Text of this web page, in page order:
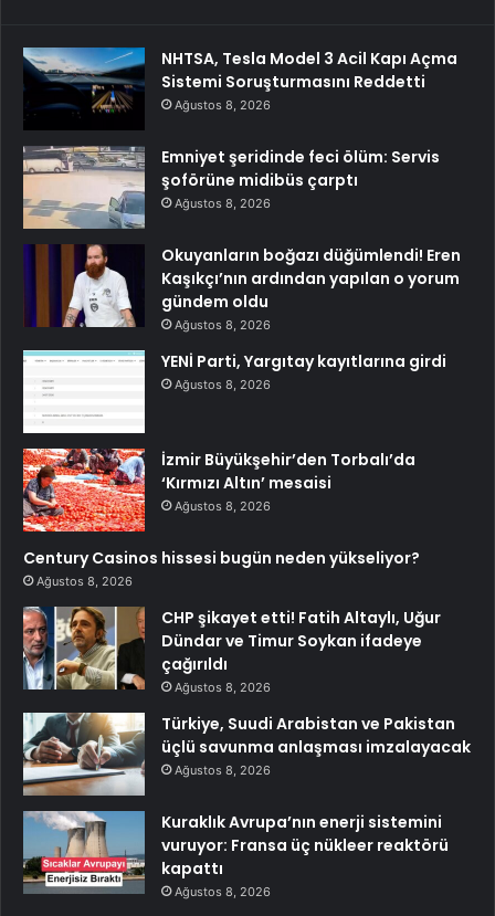
NHTSA, Tesla Model 3 Acil Kapı Açma
Sistemi Soruşturmasını Reddetti
Ağustos 8, 2026
Emniyet şeridinde feci ölüm: Servis
şoförüne midibüs çarptı
Ağustos 8, 2026
Okuyanların boğazı düğümlendi! Eren
Kaşıkçı’nın ardından yapılan o yorum
gündem oldu
Ağustos 8, 2026
YENİ Parti, Yargıtay kayıtlarına girdi
Ağustos 8, 2026
İzmir Büyükşehir’den Torbalı’da
‘Kırmızı Altın’ mesaisi
Ağustos 8, 2026
Century Casinos hissesi bugün neden yükseliyor?
Ağustos 8, 2026
CHP şikayet etti! Fatih Altaylı, Uğur
Dündar ve Timur Soykan ifadeye
çağırıldı
Ağustos 8, 2026
Türkiye, Suudi Arabistan ve Pakistan
üçlü savunma anlaşması imzalayacak
Ağustos 8, 2026
Kuraklık Avrupa’nın enerji sistemini
vuruyor: Fransa üç nükleer reaktörü
kapattı
Ağustos 8, 2026